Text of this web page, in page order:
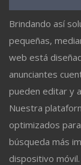
Brindando así
pequeñas,
web está
anunciantes
pueden editar y
Nuestra
optimizados
búsqueda más
dispositivo móvil.